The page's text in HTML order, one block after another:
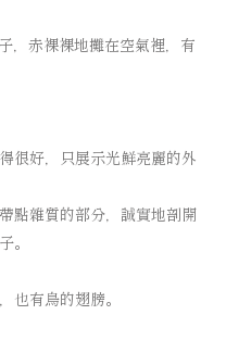
赤裸裸地攤在空氣裡， 有
很好，
只展示光鮮亮麗的外
點雜質的部分， 誠實地剖開
。
也有鳥的翅膀。